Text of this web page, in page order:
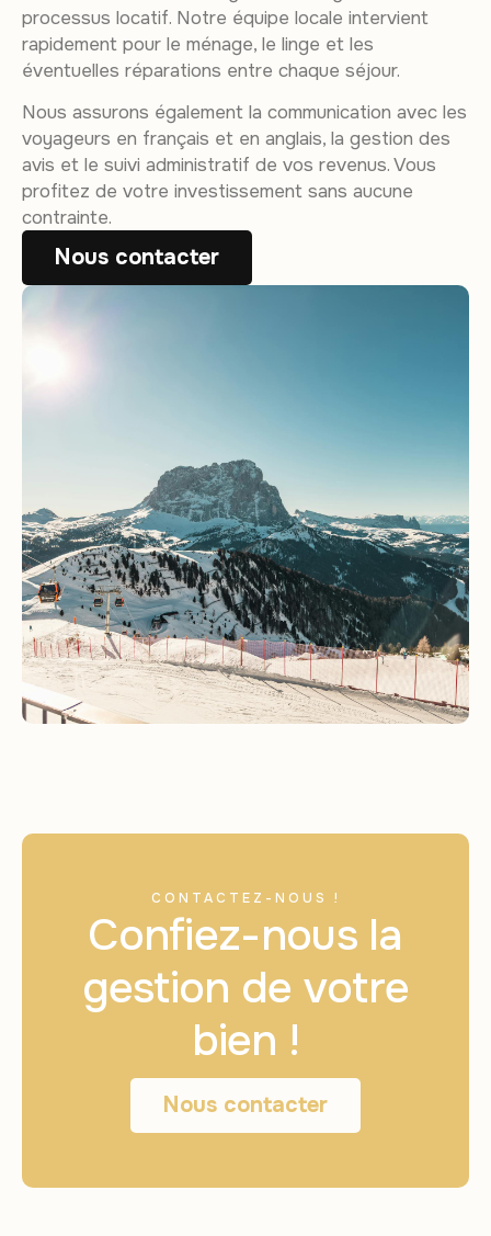
processus locatif. Notre équipe locale intervient
rapidement pour le ménage, le linge et les
éventuelles réparations entre chaque séjour.
Nous assurons également la communication avec les
voyageurs en français et en anglais, la gestion des
avis et le suivi administratif de vos revenus. Vous
profitez de votre investissement sans aucune
contrainte.
Nous contacter
CONTACTEZ-NOUS !
Confiez-nous la
gestion de votre
bien !
Nous contacter